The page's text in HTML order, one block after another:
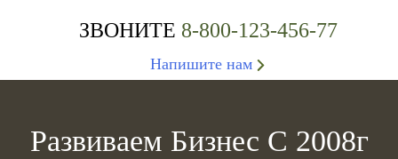
ЗВОНИТЕ 8-800-123-456-77
Напишите нам
Развиваем Бизнес С 2008г